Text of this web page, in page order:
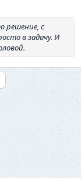
решение, с
в задачу. И